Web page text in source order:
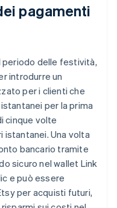
pagamenti
periodo delle festività,
introdurre un
per i clienti che
per la prima
cinque volte
istantanei. Una volta
bancario tramite
sicuro nel wallet Link
e può essere
per acquisti futuri,